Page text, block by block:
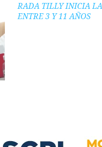
RADA TILLY INICIA
ENTRE 3 Y 11 AÑOS